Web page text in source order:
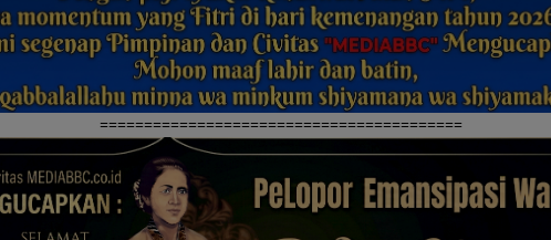
=========================================